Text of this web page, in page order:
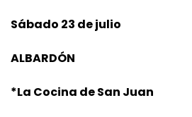
Sábado 23 de julio
ALBARDÓN
*La Cocina de San Juan